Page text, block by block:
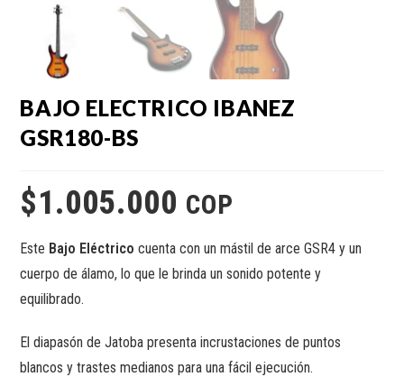
BAJO ELECTRICO IBANEZ
GSR180-BS
$1.005.000 COP
Este Bajo Eléctrico cuenta con un mástil de arce GSR4 y un
cuerpo de álamo, lo que le brinda un sonido potente y
equilibrado.
El diapasón de Jatoba presenta incrustaciones de puntos
blancos y trastes medianos para una fácil ejecución.